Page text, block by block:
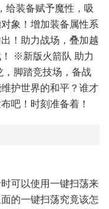
给装备赋予魔性，吸
象！增加装备属性系
！助力战场，叠加越
※新版火箭队 助力
，脚踏竞技场，备战
护世界的和平？谁才
吧！时刻准备着！
可以使用一键扫荡来
的一键扫荡究竟该怎